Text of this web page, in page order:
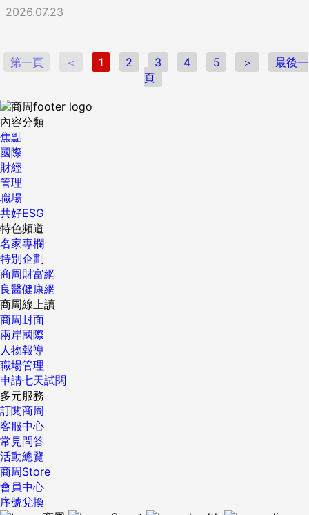
2026.07.23
第一頁 ＜ 1 2 3 4 5 ＞
最後一
頁
內容分類
焦點
國際
財經
管理
職場
共好ESG
特色頻道
名家專欄
特別企劃
商周財富網
良醫健康網
商周線上讀
商周封面
兩岸國際
人物報導
職場管理
申請七天試閱
多元服務
訂閱商周
客服中心
常見問答
活動總覽
商周Store
會員中心
序號兌換